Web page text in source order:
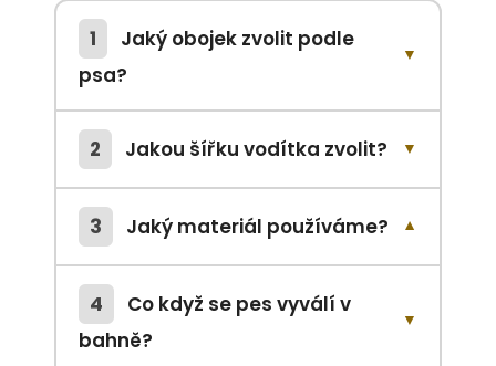
1
Jaký obojek zvolit podle
psa?
▼
2 Jakou šířku vodítka zvolit? ▼
3 Jaký materiál používáme? ▼
4
Co když se pes vyválí v
bahně?
▼